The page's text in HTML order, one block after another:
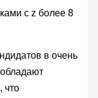
с z более 8
в очень
что